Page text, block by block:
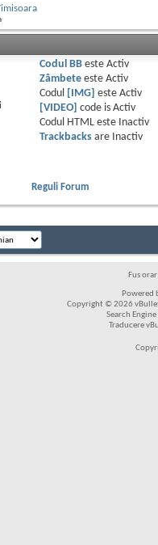
Codul BBeste Activ
Zâmbeteeste Activ
Codul
[IMG] este Activ
[VIDEO] code is Activ
Codul HTML este
Inactiv
Trackbacksare
Inactiv
Reguli Forum
Fus
Powered
Copyright © 2026
Search
Traducere